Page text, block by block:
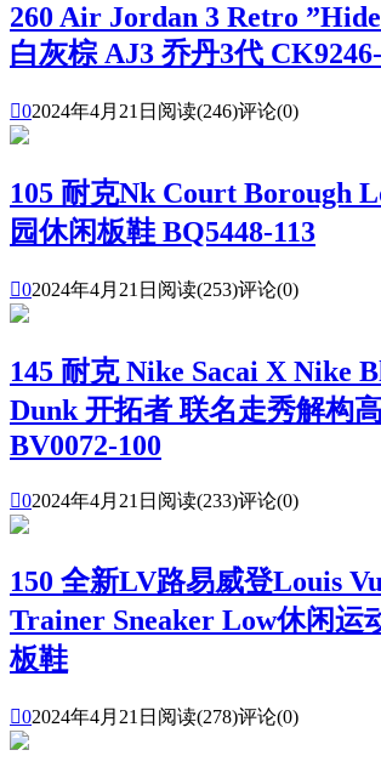
260 Air Jordan 3 Retro
白灰棕 AJ3 乔丹3代
02024年4月21日 阅读(246)评论(0)
105 耐克Nk Court Borough
园休闲板鞋 BQ5448-113
02024年4月21日 阅读(253)评论(0)
145 耐克 Nike Sacai X Nike
Dunk 开拓者 联名走秀解构
BV0072-100
02024年4月21日 阅读(233)评论(0)
150 全新LV路易威登Louis
Trainer Sneaker Low休闲运
板鞋
02024年4月21日 阅读(278)评论(0)